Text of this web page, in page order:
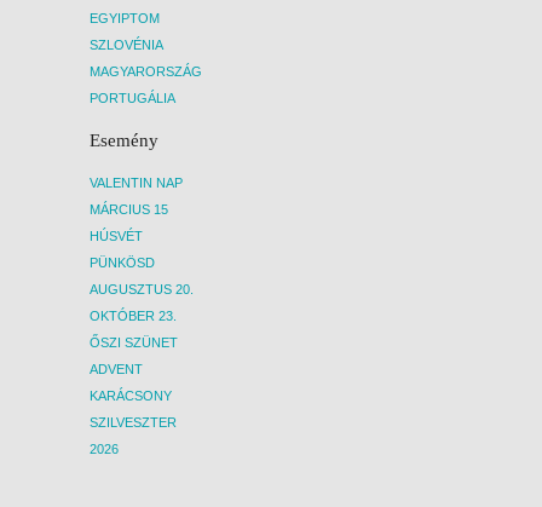
EGYIPTOM
SZLOVÉNIA
MAGYARORSZÁG
PORTUGÁLIA
Esemény
VALENTIN NAP
MÁRCIUS 15
HÚSVÉT
PÜNKÖSD
AUGUSZTUS 20.
OKTÓBER 23.
ŐSZI SZÜNET
ADVENT
KARÁCSONY
SZILVESZTER
2026